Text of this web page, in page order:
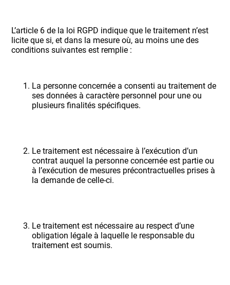
L’article 6 de la loi RGPD indique que le traitement n’est
licite que si, et dans la mesure où, au moins une des
conditions suivantes est remplie :
La personne concernée a consenti au traitement de
ses données à caractère personnel pour une ou
plusieurs finalités spécifiques.
Le traitement est nécessaire à l’exécution d’un
contrat auquel la personne concernée est partie ou
à l’exécution de mesures précontractuelles prises à
la demande de celle-ci.
Le traitement est nécessaire au respect d’une
obligation légale à laquelle le responsable du
traitement est soumis.